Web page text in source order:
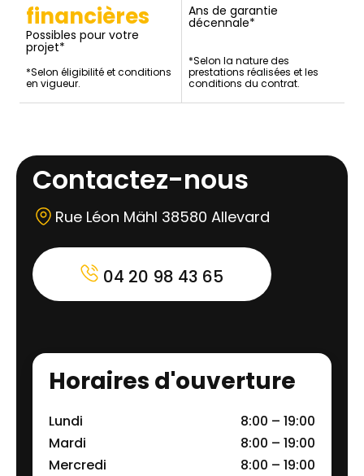
financières
Possibles pour votre
projet*
*Selon éligibilité et conditions
en vigueur.
Ans de garantie
décennale*
*Selon la nature des
prestations réalisées et les
conditions du contrat.
Contactez-nous
Rue Léon Mähl 38580 Allevard
04 20 98 43 65
Horaires d'ouverture
Lundi
8:00 – 19:00
Mardi
8:00 – 19:00
Mercredi
8:00 – 19:00